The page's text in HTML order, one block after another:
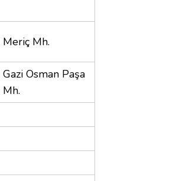
Meriç Mh.
Gazi Osman Paşa
Mh.